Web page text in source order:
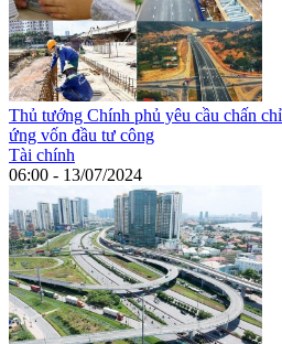
Thủ tướng Chính phủ yêu cầu chấn
ứng vốn đầu tư công
Tài chính
06:00 - 13/07/2024